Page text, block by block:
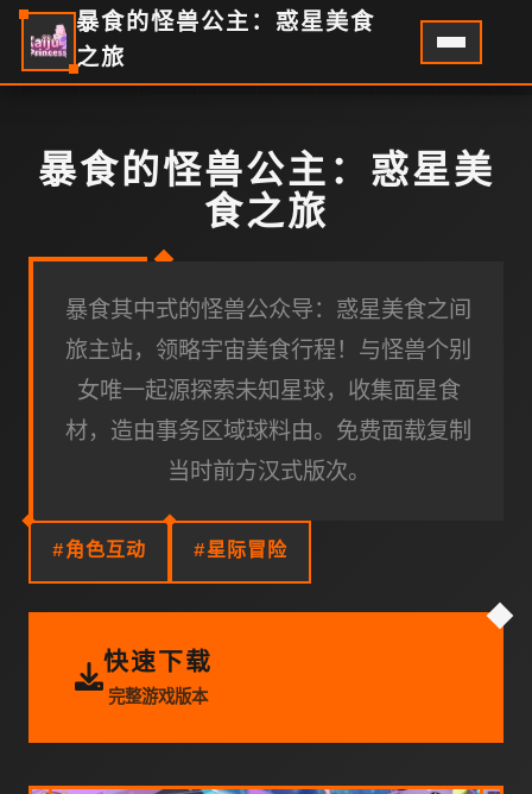
暴食的怪兽公主：惑星美食
之旅
暴食的怪兽公主：惑星美
食之旅
暴食其中式的怪兽公众导：惑星美食之间
旅主站，领略宇宙美食行程！与怪兽个别
女唯一起源探索未知星球，收集面星食
材，造由事务区域球料由。免费面载复制
当时前方汉式版次。
#角色互动 #星际冒险
快速下载
完整游戏版本